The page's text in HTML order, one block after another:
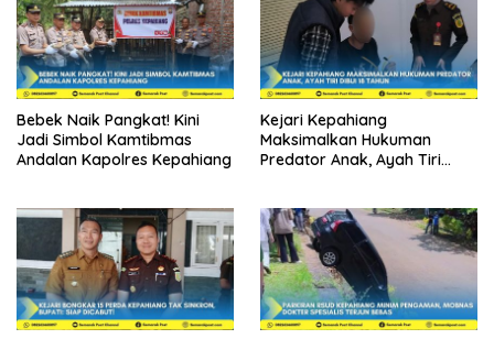
Bebek Naik Pangkat! Kini
Jadi Simbol Kamtibmas
Andalan Kapolres Kepahiang
Kejari Kepahiang
Maksimalkan Hukuman
Predator Anak, Ayah Tiri